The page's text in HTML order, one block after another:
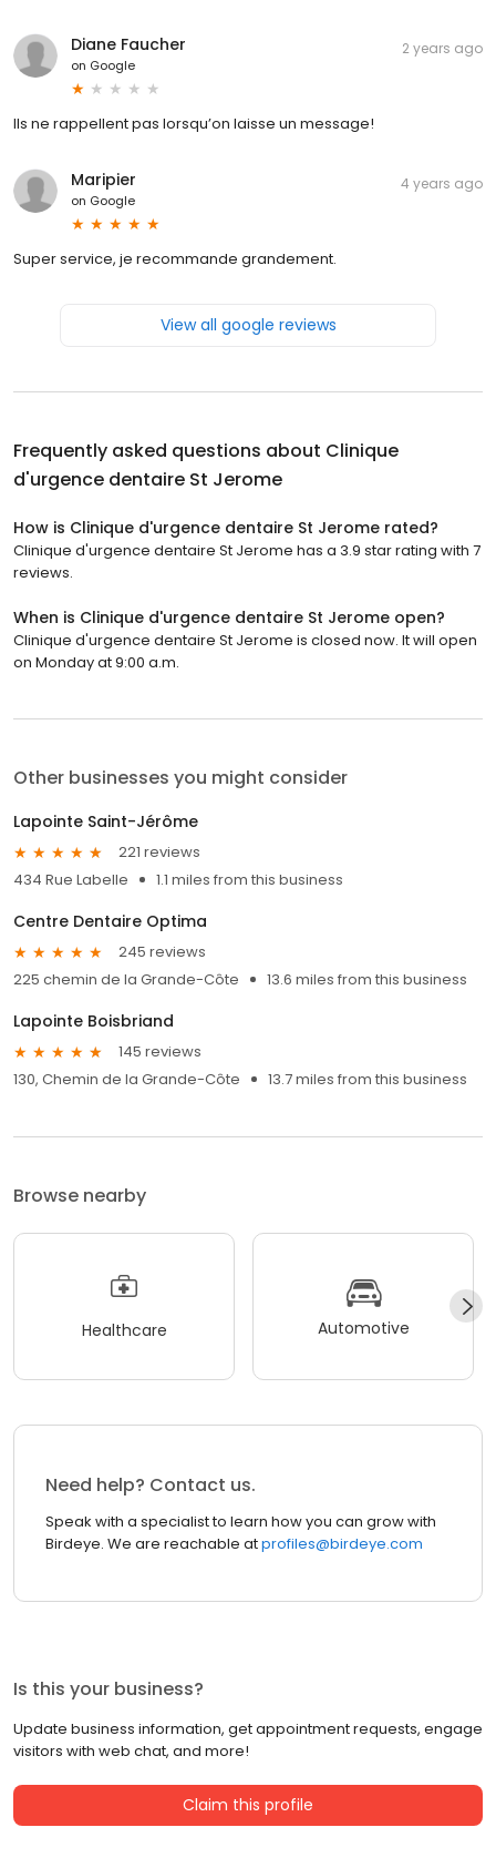
Diane Faucher
on Google
2 years ago
Ils ne rappellent pas lorsqu’on laisse un message!
Maripier
on Google
4 years ago
Super service, je recommande grandement.
View all google reviews
Frequently asked questions about Clinique
d'urgence dentaire St Jerome
How is Clinique d'urgence dentaire St Jerome rated?
Clinique d'urgence dentaire St Jerome has a 3.9 star rating with 7
reviews.
When is Clinique d'urgence dentaire St Jerome open?
Clinique d'urgence dentaire St Jerome is closed now. It will open
on Monday at 9:00 a.m.
Other businesses you might consider
Lapointe Saint-Jérôme
221 reviews
434 Rue Labelle
1.1 miles from this business
Centre Dentaire Optima
245 reviews
225 chemin de la Grande-Côte
13.6 miles from this business
Lapointe Boisbriand
145 reviews
130, Chemin de la Grande-Côte
13.7 miles from this business
Browse nearby
Healthcare Automotive
Need help? Contact us.
Speak with a specialist to learn how you can grow with
Birdeye. We are reachable atprofiles@birdeye.com
Is this your business?
Update business information, get appointment requests, engage
visitors with web chat, and more!
Claim this profile